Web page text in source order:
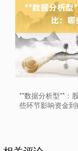
**数据分析型**：
些环节影响资金到